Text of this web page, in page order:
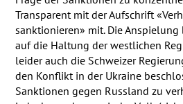
Transparent mit der Aufschrift
sanktionieren» mit. Die
auf die Haltung der westlichen
leider auch die Schweizer
den Konflikt in der Ukraine
Sanktionen gegen Russland zu